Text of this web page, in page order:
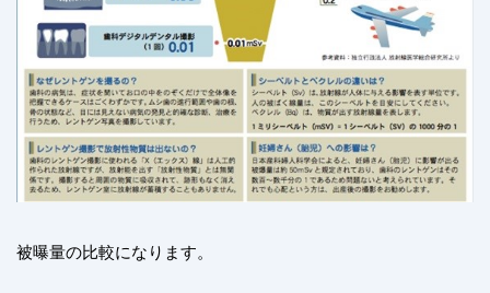
被曝量の比較になります。